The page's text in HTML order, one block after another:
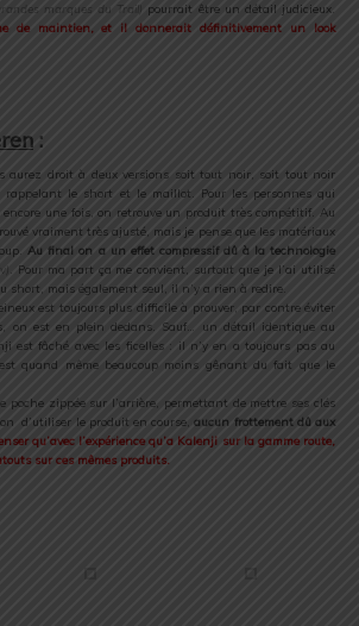
marques du Trail) pourrait être un détail judicieux.
de maintien, et il donnerait définitivement un look
:
aurez droit à deux versions soit tout noir, soit tout noir
rappelant le short et le maillot. Pour les personnes qui
encore une fois, on retrouve un produit très compétitif. Au
vraiment très ajusté, mais je pense que les matériaux
Au final on a un effet compressif dû à la technologie
. Pour ma part ça me convient, surtout que je l’ai utilisé
short, mais également seul, il n’y a rien à redire.
est toujours plus difficile à prouver, par contre éviter
on est en plein dedans. Sauf… un détail identique au
est fâché avec les ficelles : il n’y en a toujours pas au
quand même beaucoup moins gênant du fait que le
poche zippée sur l’arrière, permettant de mettre ses clés
d’utiliser le produit en course,aucun frottement dû aux
qu’avec l’expérience qu’a Kalenji sur la gamme route,
sur ces mêmes produits.